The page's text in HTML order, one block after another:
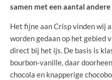
samen met een aantal
Het fijne aan Crisp vinden wij
worden gedaan op het gebied
direct bij het ijs. De basis is
bourbon-vanille, daar
chocola en knapperige